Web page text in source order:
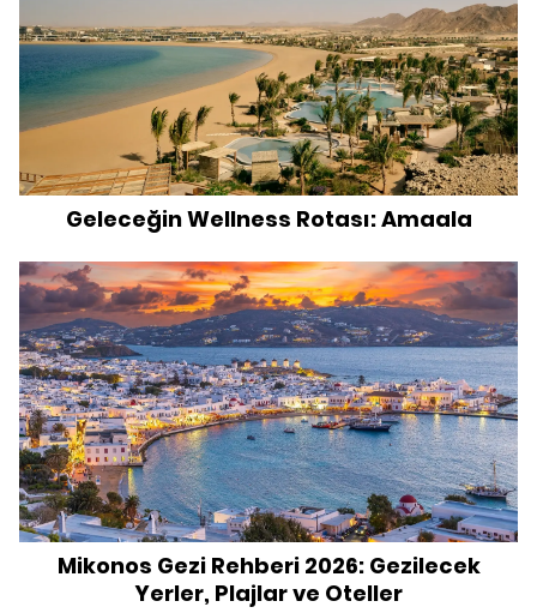
Geleceğin Wellness Rotası: Amaala
Mikonos Gezi Rehberi 2026: Gezilecek
Yerler, Plajlar ve Oteller